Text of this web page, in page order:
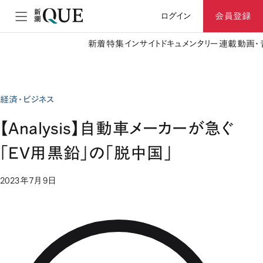
ログイン 会員登録
新着特集 インサイト ドキュメンタリー 連載動画
経済・ビジネス
【Analysis】自動車メーカーが急ぐ
「EV用黒鉛」の「脱中国」
2023年7月9日